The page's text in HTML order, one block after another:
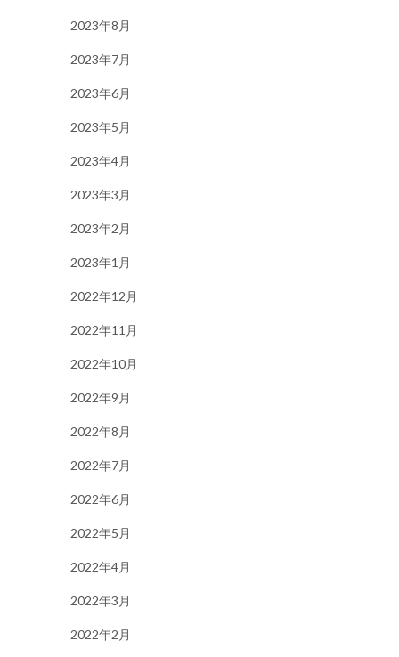
2023年8月
2023年7月
2023年6月
2023年5月
2023年4月
2023年3月
2023年2月
2023年1月
2022年12月
2022年11月
2022年10月
2022年9月
2022年8月
2022年7月
2022年6月
2022年5月
2022年4月
2022年3月
2022年2月